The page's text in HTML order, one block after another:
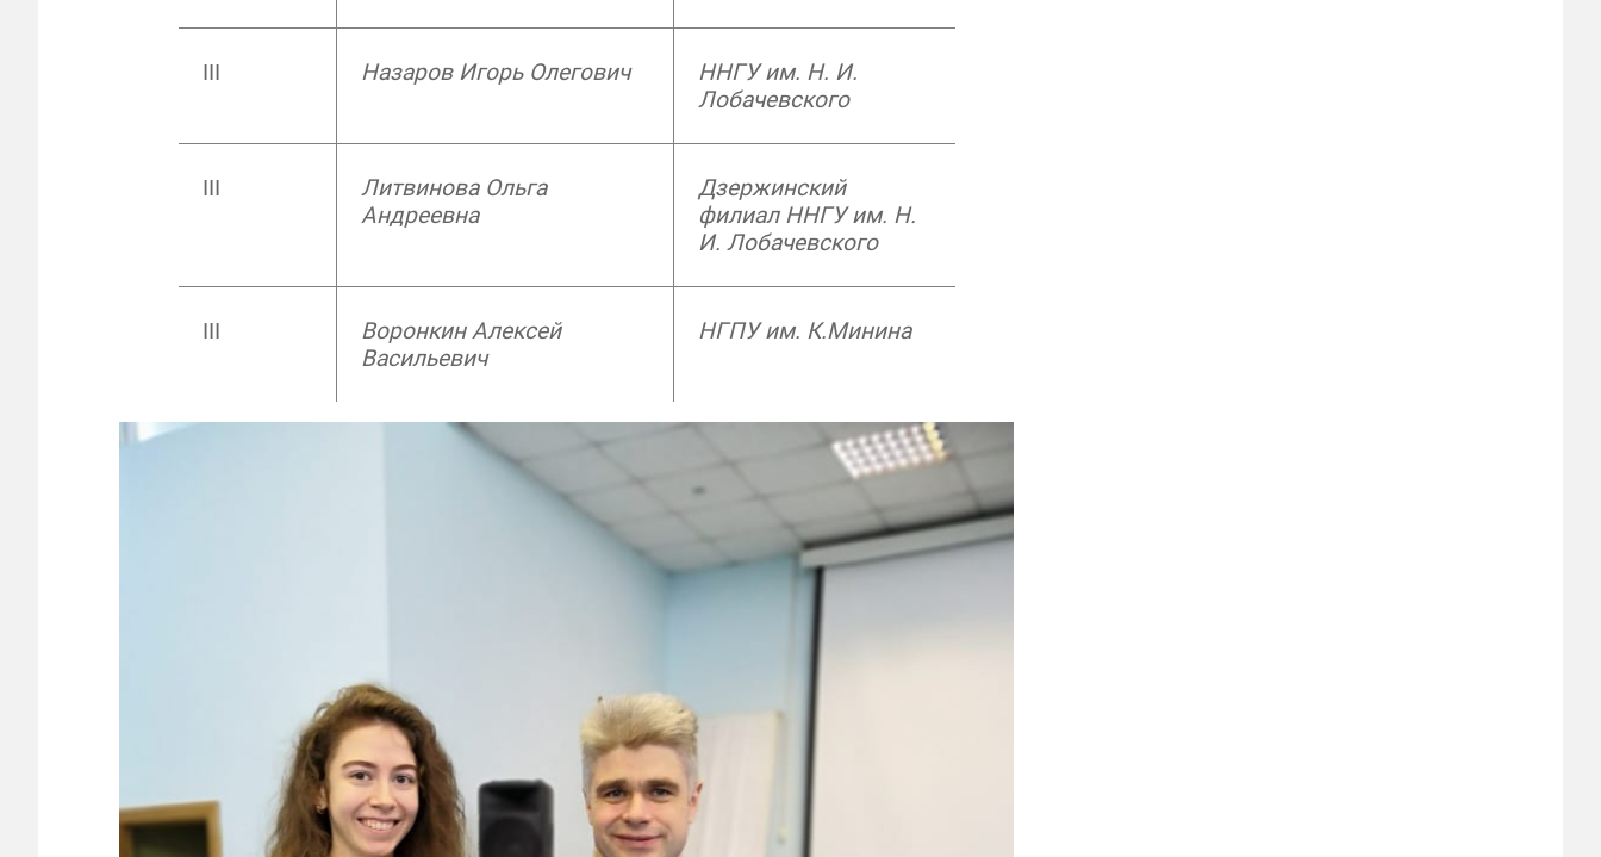
III Назаров Игорь Олегович
ННГУ им. Н. И.
Лобачевского
III
Литвинова Ольга
Андреевна
Дзержинский
филиал ННГУ им. Н.
И. Лобачевского
III
Воронкин Алексей
Васильевич
НГПУ им. К.Минина